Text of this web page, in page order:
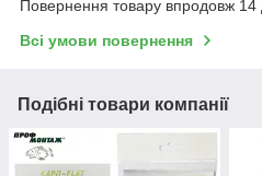
Повернення товару впродовж 14
Всі умови повернення
Подібні товари компанії